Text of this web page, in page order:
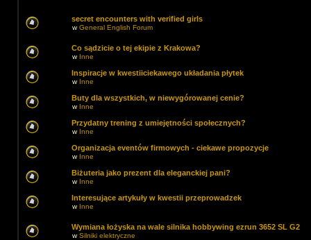
secret encounters with verified girls
wGeneral English Forum
Co sądzicie o tej ekipie z Krakowa?
w Inne
Inspiracje w kwestiiciekawego układania płytek
w Inne
Buty dla wszystkich, w niewygórowanej cenie?
w Inne
Przydatny trening z umiejętności społecznych?
w Inne
Organizacja eventów firmowych - ciekawe propozycje
w Inne
Biżuteria jako prezent dla eleganckiej pani?
w Inne
Interesujące artykuły w kwestii przeprowadzek
w Inne
Wymiana łożyska na wale silnika hobbywing ezrun 3652 SL G2
wSilniki elektryczne